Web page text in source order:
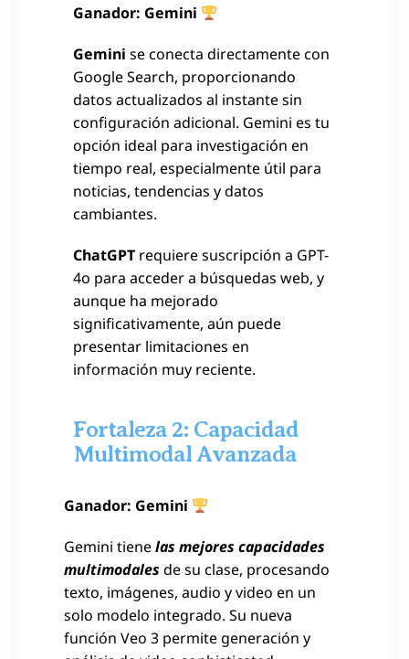
Ganador: Gemini
Gemini se conecta directamente con
Google Search, proporcionando
datos actualizados al instante sin
configuración adicional. Gemini es tu
opción ideal para investigación en
tiempo real, especialmente útil para
noticias, tendencias y datos
cambiantes.
ChatGPT requiere suscripción a GPT-
4o para acceder a búsquedas web, y
aunque ha mejorado
significativamente, aún puede
presentar limitaciones en
información muy reciente.
Fortaleza 2: Capacidad
Multimodal Avanzada
Ganador: Gemini
Gemini tienelas mejores capacidades
multimodales de su clase, procesando
texto, imágenes, audio y video en un
solo modelo integrado. Su nueva
función Veo 3 permite generación y